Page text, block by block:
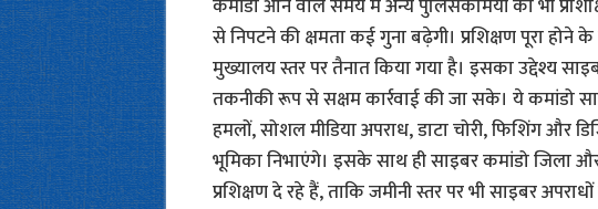
कमांडो आने वाले समय में अन्य पुलिसकर्मियों को भी
से निपटने की क्षमता कई गुना बढ़ेगी। प्रशिक्षण पूरा
मुख्यालय स्तर पर तैनात किया गया है। इसका उद्देश्य
तकनीकी रूप से सक्षम कार्रवाई की जा सके। ये कमांडो
हमलों, सोशल मीडिया अपराध, डाटा चोरी, फिशिंग और
भूमिका निभाएंगे। इसके साथ ही साइबर कमांडो जिला
प्रशिक्षण दे रहे हैं, ताकि जमीनी स्तर पर भी साइबर